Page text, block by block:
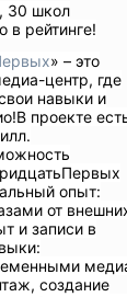
30 школ
в рейтинге!
» – это
центр, где
навыки и
В проекте
опыт:
от
и записи в
создание